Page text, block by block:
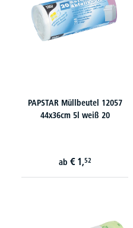
PAPSTAR Müllbeutel 12057
44x36cm 5l weiß 20
ab € 1,52